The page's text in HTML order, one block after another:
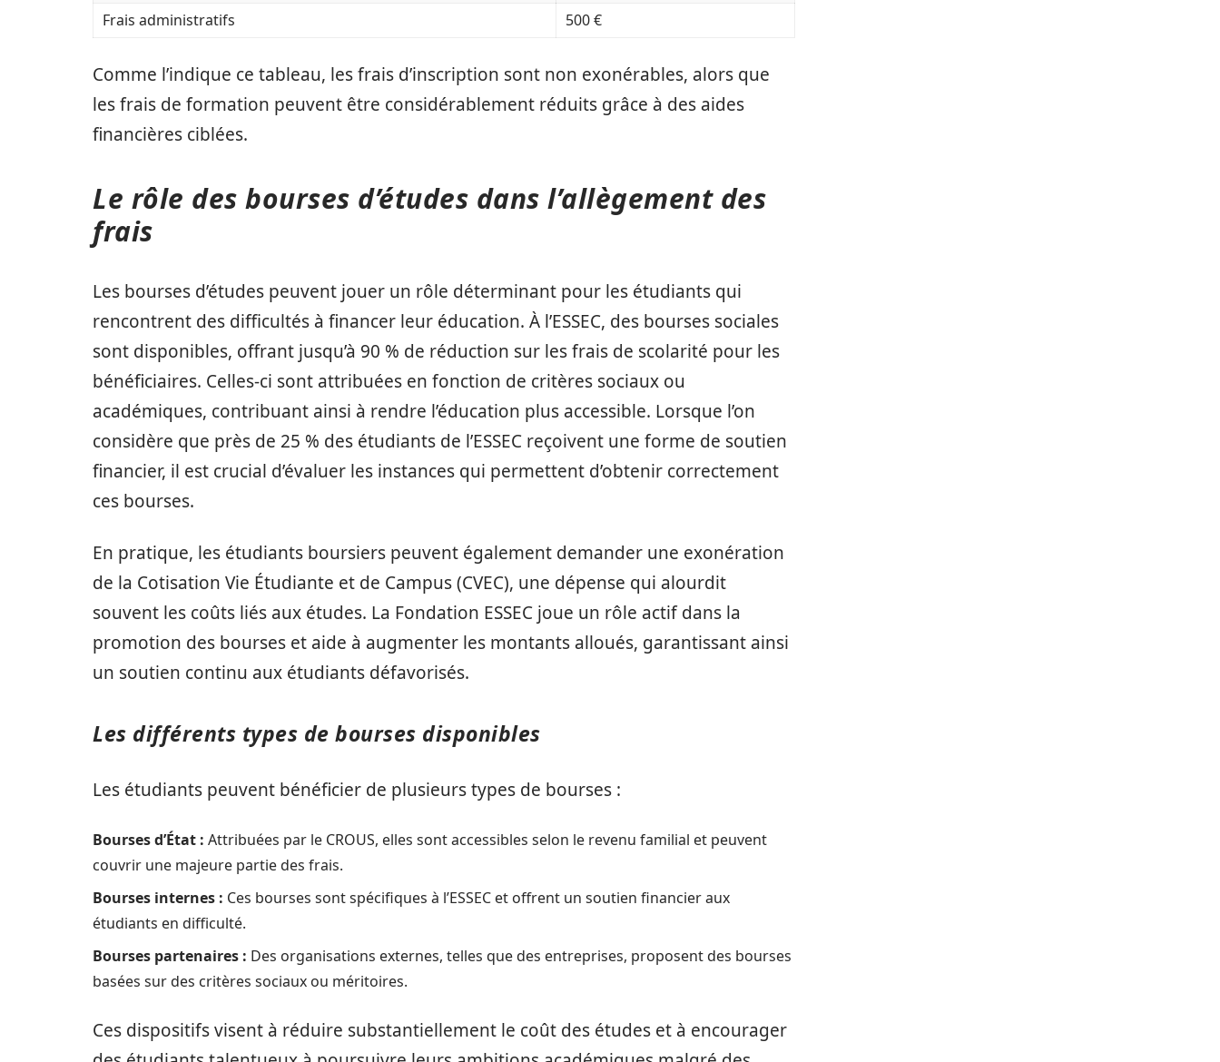
Frais administratifs
500 €
Comme l’indique ce tableau, les frais d’inscription sont non exonérables, alors que
les frais de formation peuvent être considérablement réduits grâce à des aides
financières ciblées.
Le rôle des bourses d’études dans l’allègement des
frais
Les bourses d’études peuvent jouer un rôle déterminant pour les étudiants qui
rencontrent des difficultés à financer leur éducation. À l’ESSEC, des bourses sociales
sont disponibles, offrant jusqu’à 90 % de réduction sur les frais de scolarité pour les
bénéficiaires. Celles-ci sont attribuées en fonction de critères sociaux ou
académiques, contribuant ainsi à rendre l’éducation plus accessible. Lorsque l’on
considère que près de 25 % des étudiants de l’ESSEC reçoivent une forme de soutien
financier, il est crucial d’évaluer les instances qui permettent d’obtenir correctement
ces bourses.
En pratique, les étudiants boursiers peuvent également demander une exonération
de la Cotisation Vie Étudiante et de Campus (CVEC), une dépense qui alourdit
souvent les coûts liés aux études. La Fondation ESSEC joue un rôle actif dans la
promotion des bourses et aide à augmenter les montants alloués, garantissant ainsi
un soutien continu aux étudiants défavorisés.
Les différents types de bourses disponibles
Les étudiants peuvent bénéficier de plusieurs types de bourses :
Bourses d’État : Attribuées par le CROUS, elles sont accessibles selon le revenu familial et peuvent
couvrir une majeure partie des frais.
Bourses internes : Ces bourses sont spécifiques à l’ESSEC et offrent un soutien financier aux
étudiants en difficulté.
Bourses partenaires : Des organisations externes, telles que des entreprises, proposent des bourses
basées sur des critères sociaux ou méritoires.
Ces dispositifs visent à réduire substantiellement le coût des études et à encourager